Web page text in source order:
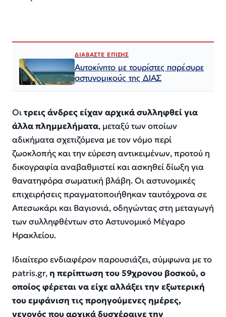
ΔΙΑΒΑΣΤΕ ΕΠΙΣΗΣ
Αυτοκίνητο με τουρίστες παρέσυρε
αστυνομικούς της ΔΙΑΣ
Οιτρεις άνδρες είχαν αρχικά συλληφθεί για
άλλα πλημμελήματα, μεταξύ των οποίων
αδικήματα σχετιζόμενα με τον νόμο περί
ζωοκλοπής και την εύρεση αντικειμένων, προτού η
δικογραφία αναβαθμιστεί και ασκηθεί δίωξη για
θανατηφόρα σωματική βλάβη. Οι αστυνομικές
επιχειρήσεις πραγματοποιήθηκαν ταυτόχρονα σε
Απεσωκάρι και Βαγιονιά, οδηγώντας στη μεταγωγή
των συλληφθέντων στο Αστυνομικό Μέγαρο
Ηρακλείου.
Ιδιαίτερο ενδιαφέρον παρουσιάζει, σύμφωνα με το
patris.gr, η περίπτωση του 59χρονου βοσκού, ο
οποίος φέρεται να είχε αλλάξει την εξωτερική
του εμφάνιση τις προηγούμενες ημέρες,
γεγονός που αρχικά δυσχέραινε την